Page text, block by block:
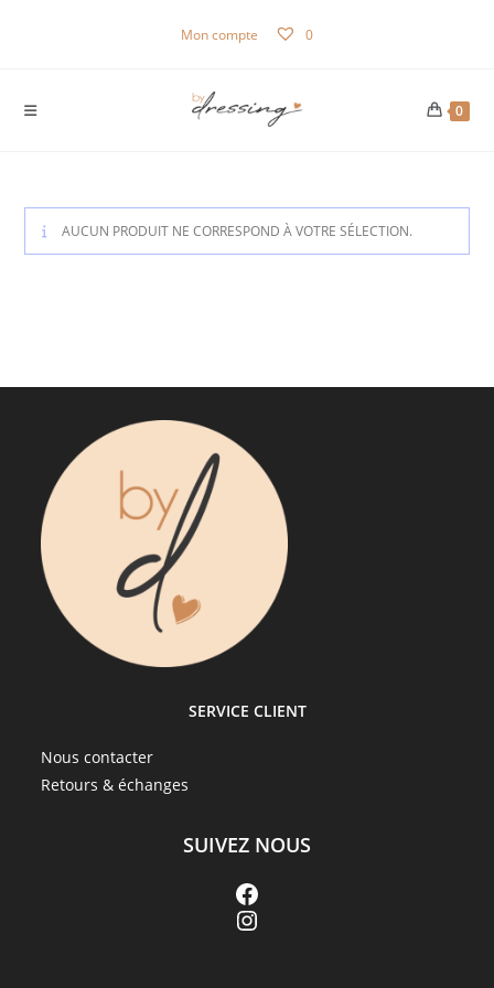
Mon compte 0
0
AUCUN PRODUIT NE CORRESPOND À VOTRE SÉLECTION.
SERVICE CLIENT
Nous contacter
Retours & échanges
SUIVEZ NOUS
Facebook
Instagram